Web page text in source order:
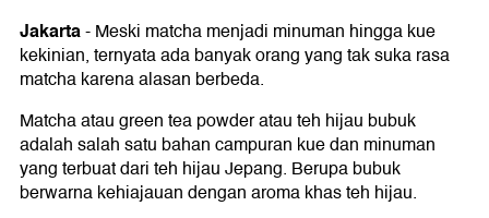
Jakarta-Meski matcha menjadi minuman hingga kue
kekinian, ternyata ada banyak orang yang tak suka rasa
matcha karena alasan berbeda.
Matcha atau green tea powder atau teh hijau bubuk
adalah salah satu bahan campuran kue dan minuman
yang terbuat dari teh hijau Jepang. Berupa bubuk
berwarna kehiajauan dengan aroma khas teh hijau.